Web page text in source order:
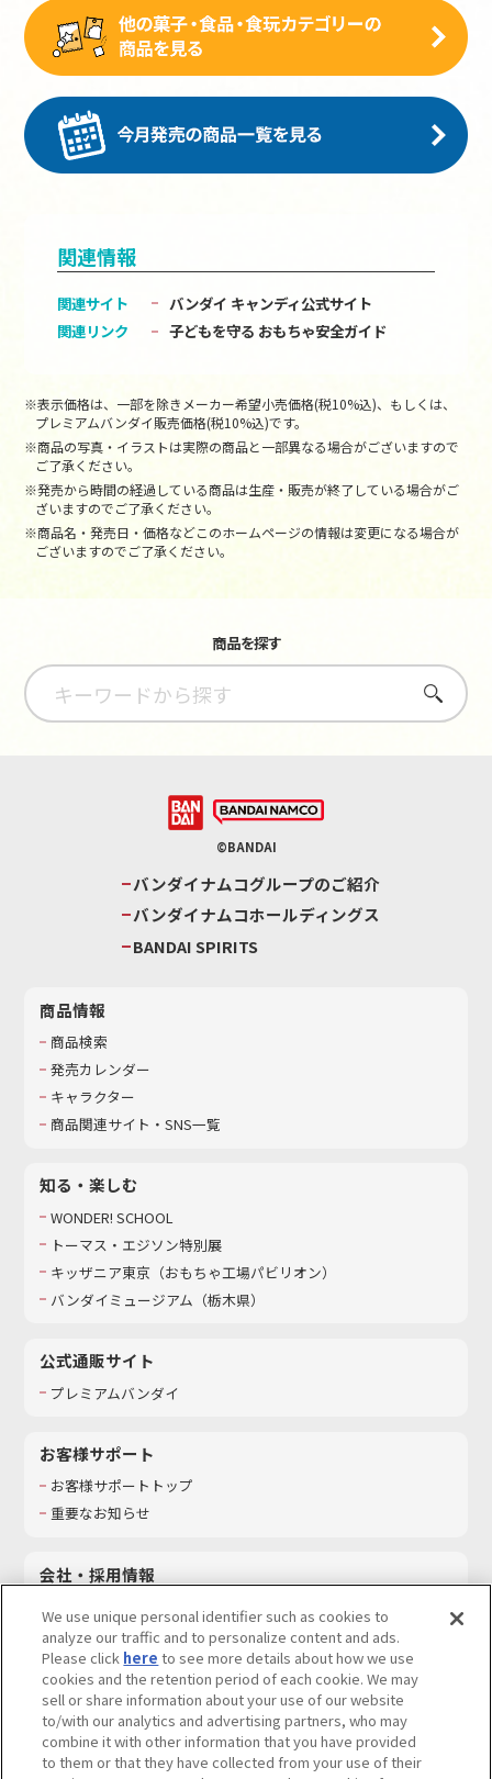
関連情報
関連サイト
バンダイ キャンディ公式サイト
関連リンク
子どもを守る おもちゃ安全ガイド
※表示価格は、一部を除きメーカー希望小売価格(税10%込)、もしくは、
プレミアムバンダイ販売価格(税10%込)です。
※商品の写真・イラストは実際の商品と一部異なる場合がございますので
ご了承ください。
※発売から時間の経過している商品は生産・販売が終了している場合がご
ざいますのでご了承ください。
※商品名・発売日・価格などこのホームページの情報は変更になる場合が
ございますのでご了承ください。
商品を探す
さがす
©BANDAI
バンダイナムコグループのご紹介
バンダイナムコホールディングス
BANDAI SPIRITS
商品情報
商品検索
発売カレンダー
キャラクター
商品関連サイト・SNS一覧
知る・楽しむ
WONDER! SCHOOL
トーマス・エジソン特別展
キッザニア東京（おもちゃ工場パビリオン）​
バンダイミュージアム（栃木県）
公式通販サイト
プレミアムバンダイ
お客様サポート
お客様サポートトップ
重要なお知らせ
会社・採用情報
採用情報
サステナビリティ
お問い合わせ
We use unique personal identifier such as cookies to
analyze our traffic and to personalize content and ads.
Please click here to see more details about how we use
cookies and the retention period of each cookie. We may
sell or share information about your use of our website
to/with our analytics and advertising partners, who may
combine it with other information that you have provided
to them or that they have collected from your use of their